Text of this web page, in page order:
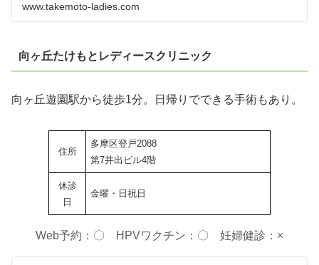
www.takemoto-ladies.com
向ヶ丘たけもとレディースクリニック
向ヶ丘遊園駅から徒歩1分。日帰りでできる手術もあり。
住所
多摩区登戸2088
第7井出ビル4階
休診
日
金曜・日祝日
Web予約：〇 HPVワクチン：〇 妊婦健診：×